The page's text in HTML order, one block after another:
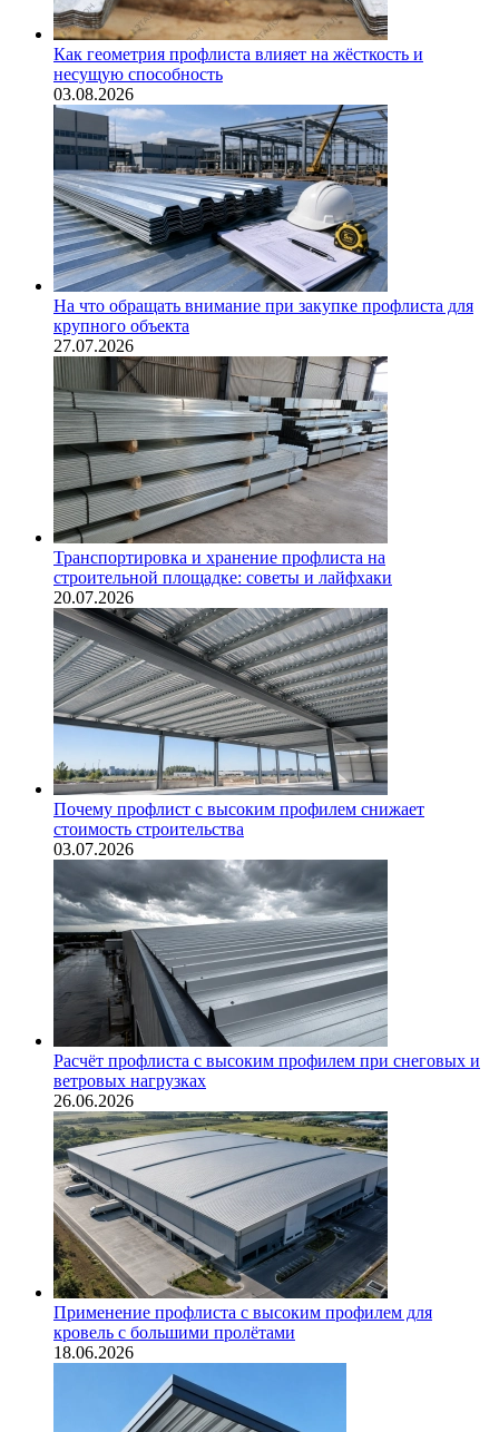
Как геометрия профлиста влияет на жёсткость и
несущую способность
03.08.2026
На что обращать внимание при закупке профлиста для
крупного объекта
27.07.2026
Транспортировка и хранение профлиста на
строительной площадке: советы и лайфхаки
20.07.2026
Почему профлист с высоким профилем снижает
стоимость строительства
03.07.2026
Расчёт профлиста с высоким профилем при снеговых и
ветровых нагрузках
26.06.2026
Применение профлиста с высоким профилем для
кровель с большими пролётами
18.06.2026